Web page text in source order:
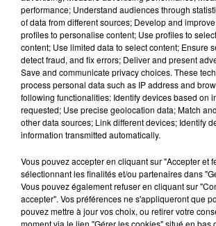
en 2022, il faudra se rendre
thermalpour en prendre plein
Cet élément est masqué
du dépôt de cookies que vous
votre accord en cliquant sur le
dessous.
Afficher l'élément
performance; Understand audiences through
of data from different sources; Develop and
profiles to personalise content; Use profiles to
content; Use limited data to select content; Ensure
detect fraud, and fix errors; Deliver and present
Save and communicate privacy choices. These
process personal data such as IP address and
following functionalities: Identify devices based on
requested; Use precise geolocation data; Match
other data sources; Link different devices; Identify
information transmitted automatically.
Vous pouvez accepter en cliquant sur "Accepter et
sélectionnant les finalités et/ou partenaires dans
Vous pouvez également refuser en cliquant sur
accepter". Vos préférences ne s'appliqueront que
pouvez mettre à jour vos choix, ou retirer votre
moment via le lien "Gérer les cookies" situé en bas